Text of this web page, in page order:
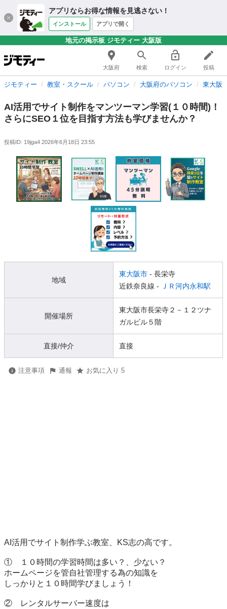
アプリならお得な情報を見逃さない！
インストール アプリで開く
地元の掲示板 ジモティー 大阪版
大阪府 検索 ログイン 投稿
ジモティー 教室・スクール パソコン 大阪府のパソコン 東大阪
AI活用でサイト制作をマンツーマン学習(１０時間)！
さらにSEO１位を目指す方法も学びませんか？
投稿ID: 19jga4 2026年6月18日 23:55
地域
東大阪市 - 長栄寺
近鉄奈良線 -
ＪＲ河内永和駅
開催場所
東大阪市長栄寺２－１２ツナ
ガルビル５階
直接/仲介 直接
注意事項 通報 お気に入り 5
AI活用でサイト制作学ぶ教室、KS志の高です。
①　１０時間の学習時間は多い？、少ない？
ホームページを管自社管理する為の知識を
しっかりと１０時間学びましょう！
②　レンタルサーバー速度は